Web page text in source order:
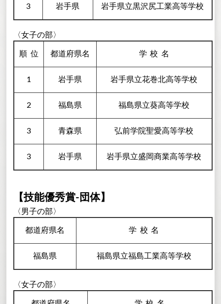
3 岩手県 岩手県立黒沢尻工業高等学校
〈女子の部〉
順 位 都道府県名 学校 名
1 岩手県 岩手県立花巻北高等学校
2 福島県 福島県立葵高等学校
3 青森県 弘前学院聖愛高等学校
3 岩手県 岩手県立盛岡商業高等学校
【技能優秀賞-団体】
〈男子の部〉
都道府県名 学校名
福島県 福島県立福島工業高等学校
〈女子の部〉